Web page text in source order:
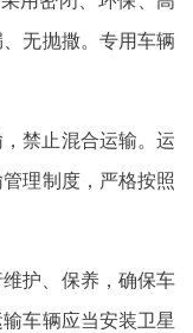
无抛撒。专用车辆
禁止混合运输。运
理制度，严格按照
护、保养，确保车
车辆应当安装卫星